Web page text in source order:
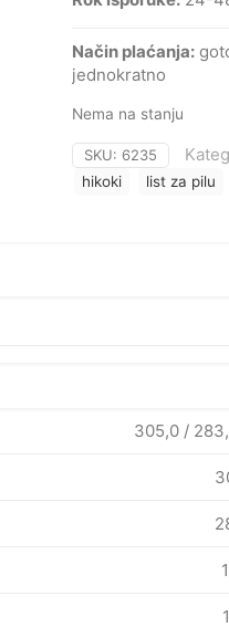
Način plaćanja:
jednokratno
Nema na stanju
SKU: 6235
hikoki list za pilu
305,0 /